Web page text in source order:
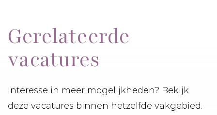
Gerelateerde
vacatures
Interesse in meer mogelijkheden? Bekijk
deze vacatures binnen hetzelfde vakgebied.